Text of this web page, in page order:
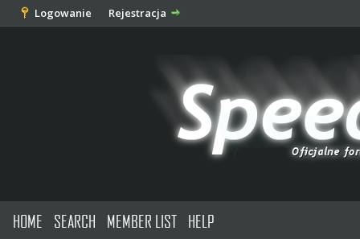
Logowanie Rejestracja
HOME SEARCH MEMBER LIST HELP